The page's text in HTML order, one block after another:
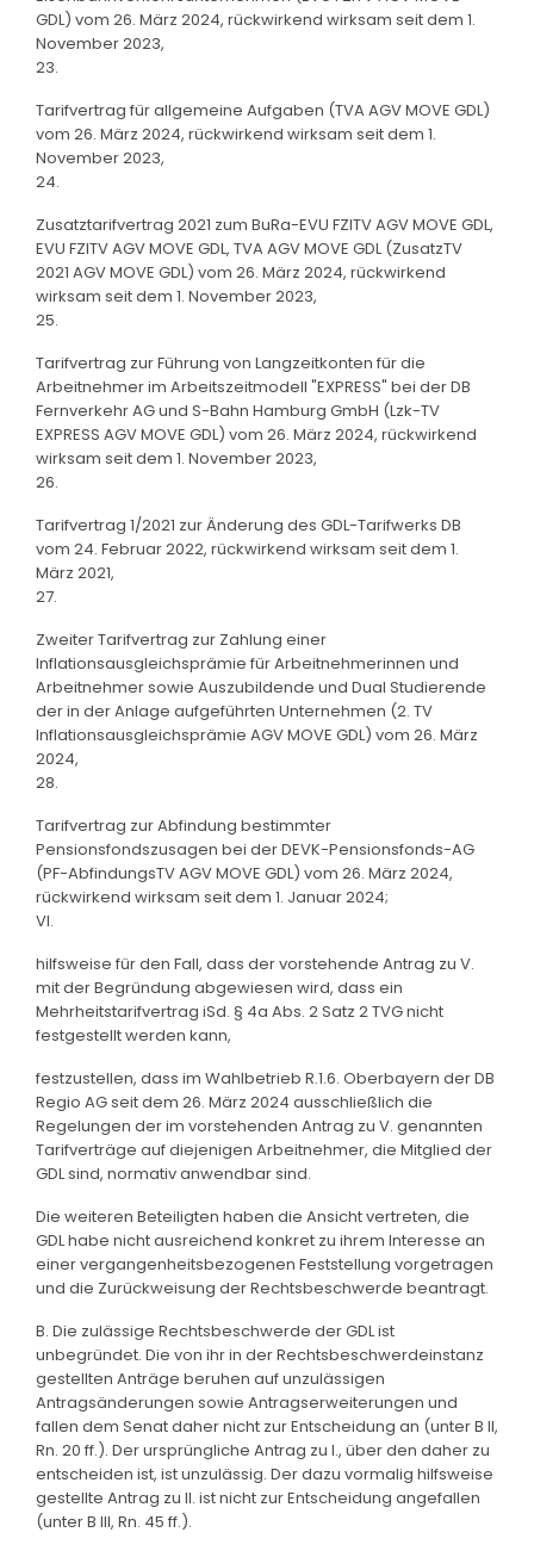
GDL) vom 26. März 2024, rückwirkend wirksam seit dem 1.
November 2023,
23.
Tarifvertrag für allgemeine Aufgaben (TVA AGV MOVE GDL)
vom 26. März 2024, rückwirkend wirksam seit dem 1.
November 2023,
24.
Zusatztarifvertrag 2021 zum BuRa-EVU FZITV AGV MOVE GDL,
EVU FZITV AGV MOVE GDL, TVA AGV MOVE GDL (ZusatzTV
2021 AGV MOVE GDL) vom 26. März 2024, rückwirkend
wirksam seit dem 1. November 2023,
25.
Tarifvertrag zur Führung von Langzeitkonten für die
Arbeitnehmer im Arbeitszeitmodell "EXPRESS" bei der DB
Fernverkehr AG und S-Bahn Hamburg GmbH (Lzk-TV
EXPRESS AGV MOVE GDL) vom 26. März 2024, rückwirkend
wirksam seit dem 1. November 2023,
26.
Tarifvertrag 1/2021 zur Änderung des GDL-Tarifwerks DB
vom 24. Februar 2022, rückwirkend wirksam seit dem 1.
März 2021,
27.
Zweiter Tarifvertrag zur Zahlung einer
Inflationsausgleichsprämie für Arbeitnehmerinnen und
Arbeitnehmer sowie Auszubildende und Dual Studierende
der in der Anlage aufgeführten Unternehmen (2. TV
Inflationsausgleichsprämie AGV MOVE GDL) vom 26. März
2024,
28.
Tarifvertrag zur Abfindung bestimmter
Pensionsfondszusagen bei der DEVK-Pensionsfonds-AG
(PF-AbfindungsTV AGV MOVE GDL) vom 26. März 2024,
rückwirkend wirksam seit dem 1. Januar 2024;
VI.
hilfsweise für den Fall, dass der vorstehende Antrag zu V.
mit der Begründung abgewiesen wird, dass ein
Mehrheitstarifvertrag iSd. § 4a Abs. 2 Satz 2 TVG nicht
festgestellt werden kann,
festzustellen, dass im Wahlbetrieb R.1.6. Oberbayern der DB
Regio AG seit dem 26. März 2024 ausschließlich die
Regelungen der im vorstehenden Antrag zu V. genannten
Tarifverträge auf diejenigen Arbeitnehmer, die Mitglied der
GDL sind, normativ anwendbar sind.
Die weiteren Beteiligten haben die Ansicht vertreten, die
GDL habe nicht ausreichend konkret zu ihrem Interesse an
einer vergangenheitsbezogenen Feststellung vorgetragen
und die Zurückweisung der Rechtsbeschwerde beantragt.
B. Die zulässige Rechtsbeschwerde der GDL ist
unbegründet. Die von ihr in der Rechtsbeschwerdeinstanz
gestellten Anträge beruhen auf unzulässigen
Antragsänderungen sowie Antragserweiterungen und
fallen dem Senat daher nicht zur Entscheidung an (unter B II,
Rn. 20 ff.). Der ursprüngliche Antrag zu I., über den daher zu
entscheiden ist, ist unzulässig. Der dazu vormalig hilfsweise
gestellte Antrag zu II. ist nicht zur Entscheidung angefallen
(unter B III, Rn. 45 ff.).